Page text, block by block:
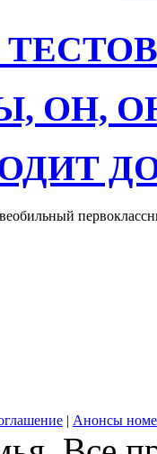
ОН,
| Анонсы